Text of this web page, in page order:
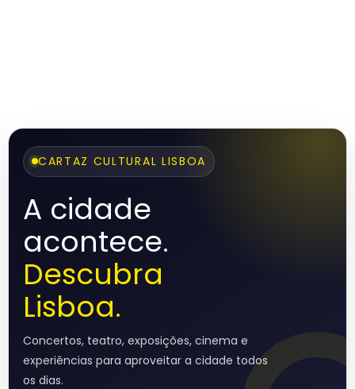
CARTAZ CULTURAL LISBOA
A cidade
acontece.
Descubra
Lisboa.
Concertos, teatro, exposições, cinema e
experiências para aproveitar a cidade todos
os dias.